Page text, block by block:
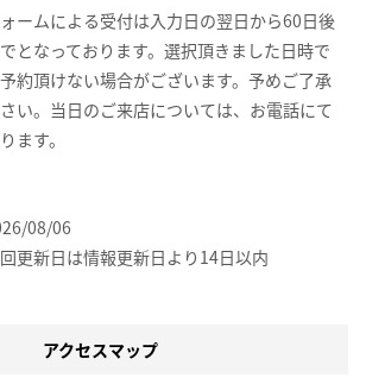
ームによる受付は入力日の翌日から60日後
となっております。選択頂きました日時で
約頂けない場合がございます。予めご了承
い。当日のご来店については、お電話にて
ます。
08/06
更新日は情報更新日より14日以内
アクセスマップ